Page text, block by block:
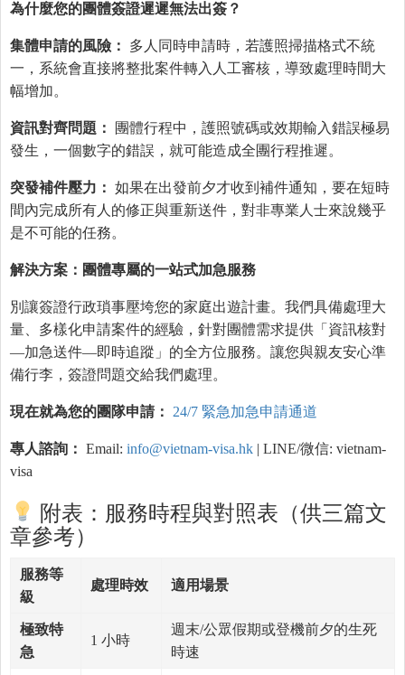
為什麼您的團體簽證遲遲無法出簽？
集體申請的風險：
多人同時申請時，若護照掃描格式不統
一，系統會直接將整批案件轉入人工審核，導致處理時間大
幅增加。
資訊對齊問題：
團體行程中，護照號碼或效期輸入錯誤極易
發生，一個數字的錯誤，就可能造成全團行程推遲。
突發補件壓力： 如果在出發前夕才收到補件通知，要在短時
間內完成所有人的修正與重新送件，對非專業人士來說幾乎
是不可能的任務。
解決方案：團體專屬的一站式加急服務
別讓簽證行政瑣事壓垮您的家庭出遊計畫。我們具備處理大
量、多樣化申請案件的經驗，針對團體需求提供「資訊核對
—加急送件—即時追蹤」的全方位服務。讓您與親友安心準
備行李，簽證問題交給我們處理。
現在就為您的團隊申請： 24/7 緊急加急申請通道
專人諮詢： Email: info@vietnam-visa.hk | LINE/微信: vietnam-
visa
附表：服務時程與對照表（供三篇文
章參考）
服務等
級
處理時效 適用場景
極致特
急
1 小時
週末/公眾假期或登機前夕的生死
時速